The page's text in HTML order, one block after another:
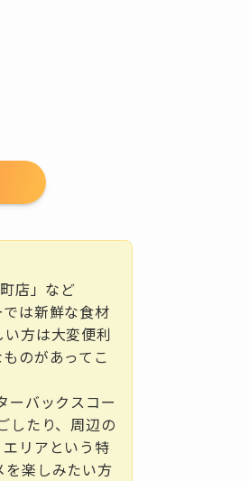
店」など
は新鮮な食材
方は大変便利
のがあってこ
ーバックスコー
したり、周辺の
リアという特
楽しみたい方